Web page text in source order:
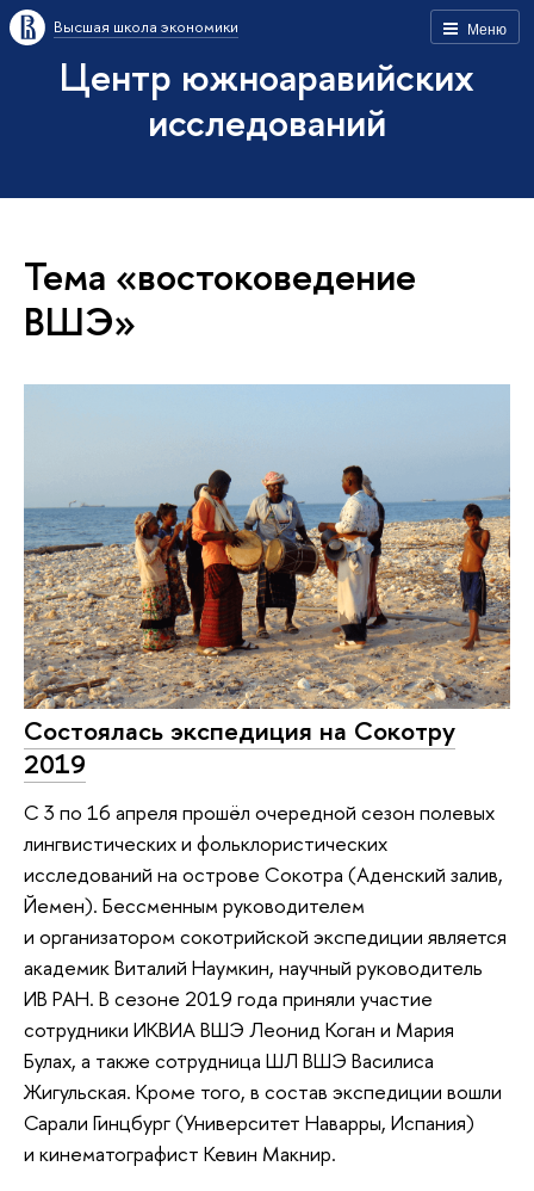
Меню
Высшая школа экономики
Центр южноаравийских
исследований
Тема «востоковедение
ВШЭ»
Состоялась экспедиция на Сокотру
2019
С 3 по 16 апреля прошёл очередной сезон полевых
лингвистических и фольклористических
исследований на острове Сокотра (Аденский залив,
Йемен). Бессменным руководителем
и организатором сокотрийской экспедиции является
академик Виталий Наумкин, научный руководитель
ИВ РАН. В сезоне 2019 года приняли участие
сотрудники ИКВИА ВШЭ Леонид Коган и Мария
Булах, а также сотрудница ШЛ ВШЭ Василиса
Жигульская. Кроме того, в состав экспедиции вошли
Сарали Гинцбург (Университет Наварры, Испания)
и кинематографист Кевин Макнир.